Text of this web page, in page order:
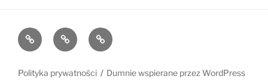
The
1MB
The
512KB
The
250kb
Polityka prywatności Dumnie wspierane przez WordPress